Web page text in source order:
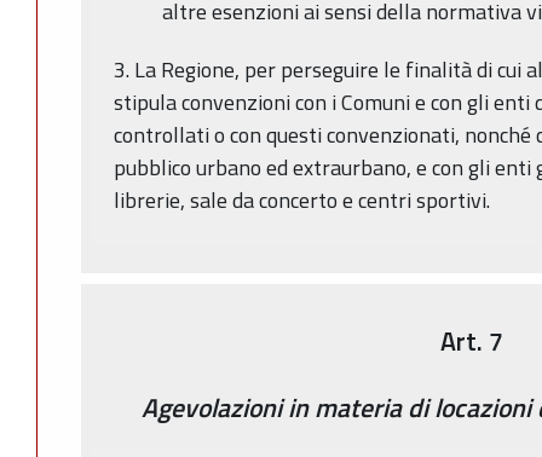
altre esenzioni ai sensi della normativa
3. La Regione, per perseguire le finalità di cui
stipula convenzioni con i Comuni e con gli
controllati o con questi convenzionati,
pubblico urbano ed extraurbano, e con gli
librerie, sale da concerto e centri sportivi.
Art. 7
Agevolazioni in materia di